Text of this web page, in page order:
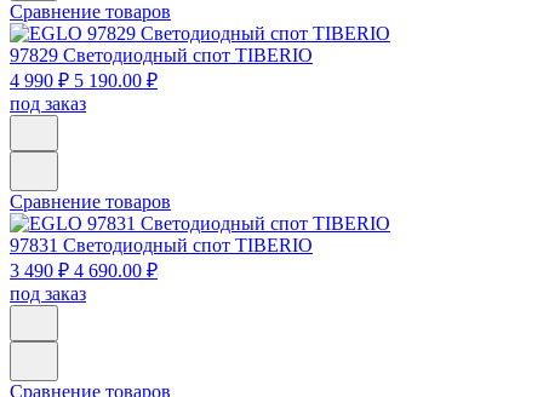
Сравнение товаров
97829 Светодиодный спот TIBERIO
4 990 ₽ 5 190.00 ₽
под заказ
Сравнение товаров
97831 Светодиодный спот TIBERIO
3 490 ₽ 4 690.00 ₽
под заказ
Сравнение товаров